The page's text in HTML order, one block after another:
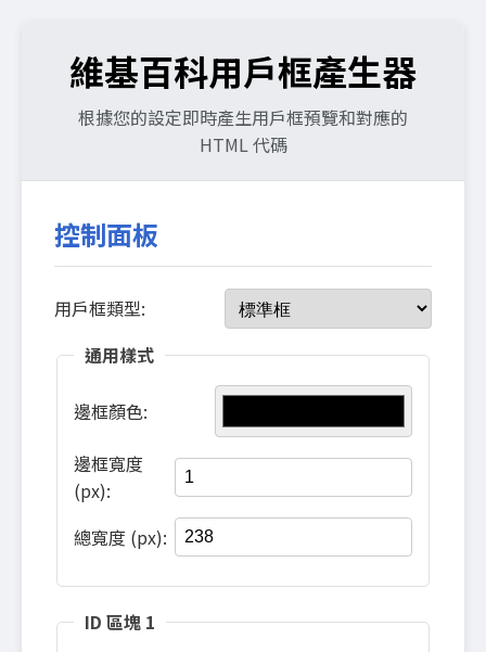
維基百科用戶框產生器
根據您的設定即時產生用戶框預覽和對應的
HTML 代碼
控制面板
用戶框類型:
通用樣式
邊框顏色:
邊框寬度
(px):
總寬度 (px):
ID 區塊 1